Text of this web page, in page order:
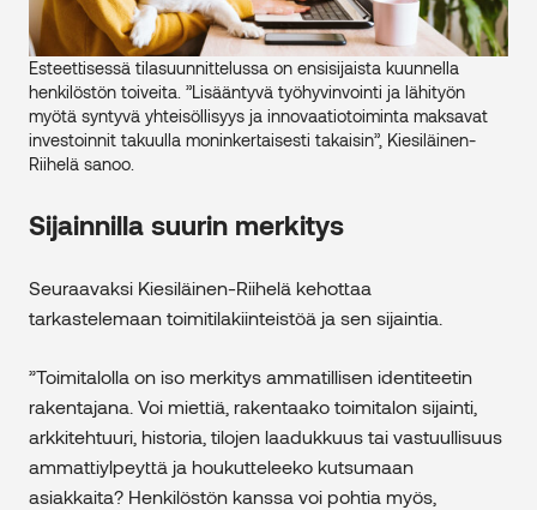
Esteettisessä tilasuunnittelussa on ensisijaista kuunnella
henkilöstön toiveita. ”Lisääntyvä työhyvinvointi ja lähityön
myötä syntyvä yhteisöllisyys ja innovaatiotoiminta maksavat
investoinnit takuulla moninkertaisesti takaisin”, Kiesiläinen-
Riihelä sanoo.
Sijainnilla suurin merkitys
Seuraavaksi Kiesiläinen-Riihelä kehottaa
tarkastelemaan toimitilakiinteistöä ja sen sijaintia.
”Toimitalolla on iso merkitys ammatillisen identiteetin
rakentajana. Voi miettiä, rakentaako toimitalon sijainti,
arkkitehtuuri, historia, tilojen laadukkuus tai vastuullisuus
ammattiylpeyttä ja houkutteleeko kutsumaan
asiakkaita? Henkilöstön kanssa voi pohtia myös,